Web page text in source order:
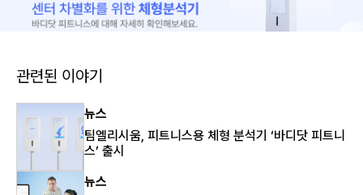
관련된 이야기
뉴스
팀엘리시움, 피트니스용 체형 분석기 ‘바디닷 피트니
스’ 출시
뉴스